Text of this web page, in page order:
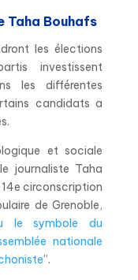
Taha Bouhafs
les élections
investissent
les différentes
candidats a
et sociale
journaliste Taha
circonscription
de Grenoble,
le symbole du
nationale
”.